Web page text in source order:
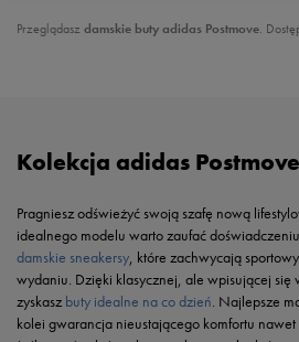
Przeglądasz damskie buty adidas Postmove.
Kolekcja adidas
Pragniesz odświeżyć swoją szafę nową
idealnego modelu warto zaufać doświadczeniu
damskie sneakersy, które zachwycają
wydaniu. Dzięki klasycznej, ale wpisującej się
zyskasz buty idealne na co dzień. Najlepsze
kolei gwarancja nieustającego komfortu